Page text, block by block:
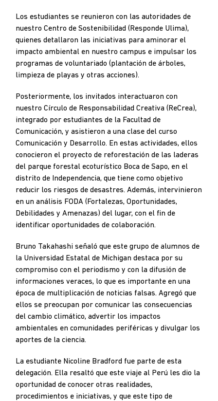
Los estudiantes se reunieron con las autoridades de
nuestro Centro de Sostenibilidad (Responde Ulima),
quienes detallaron las iniciativas para aminorar el
impacto ambiental en nuestro campus e impulsar los
programas de voluntariado (plantación de árboles,
limpieza de playas y otras acciones).
Posteriormente, los invitados interactuaron con
nuestro Círculo de Responsabilidad Creativa (ReCrea),
integrado por estudiantes de la Facultad de
Comunicación, y asistieron a una clase del curso
Comunicación y Desarrollo. En estas actividades, ellos
conocieron el proyecto de reforestación de las laderas
del parque forestal ecoturístico Boca de Sapo, en el
distrito de Independencia, que tiene como objetivo
reducir los riesgos de desastres. Además, intervinieron
en un análisis FODA (Fortalezas, Oportunidades,
Debilidades y Amenazas) del lugar, con el fin de
identificar oportunidades de colaboración.
Bruno Takahashi señaló que este grupo de alumnos de
la Universidad Estatal de Michigan destaca por su
compromiso con el periodismo y con la difusión de
informaciones veraces, lo que es importante en una
época de multiplicación de noticias falsas. Agregó que
ellos se preocupan por comunicar las consecuencias
del cambio climático, advertir los impactos
ambientales en comunidades periféricas y divulgar los
aportes de la ciencia.
La estudiante Nicoline Bradford fue parte de esta
delegación. Ella resaltó que este viaje al Perú les dio la
oportunidad de conocer otras realidades,
procedimientos e iniciativas, y que este tipo de